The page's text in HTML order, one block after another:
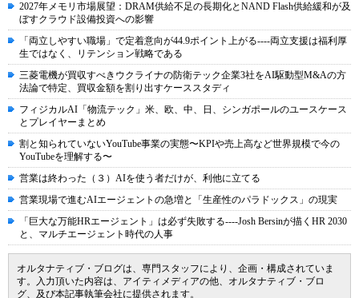
2027年メモリ市場展望：DRAM供給不足の長期化とNAND Flash供給緩和が及
ぼすクラウド設備投資への影響
「両立しやすい職場」で定着意向が44.9ポイント上がる----両立支援は福利厚
生ではなく、リテンション戦略である
三菱電機が買収すべきウクライナの防衛テック企業3社をAI駆動型M&Aの方
法論で特定、買収金額を割り出すケーススタディ
フィジカルAI「物流テック」米、欧、中、日、シンガポールのユースケース
とプレイヤーまとめ
割と知られていないYouTube事業の実態〜KPIや売上高など世界規模で今の
YouTubeを理解する〜
営業は終わった（３）AIを使う者だけが、利他に立てる
営業現場で進むAIエージェントの急増と「生産性のパラドックス」の現実
「巨大な万能HRエージェント」は必ず失敗する----Josh Bersinが描くHR 2030
と、マルチエージェント時代の人事
オルタナティブ・ブログは、専門スタッフにより、企画・構成されていま
す。入力頂いた内容は、アイティメディアの他、オルタナティブ・ブロ
グ、及び本記事執筆会社に提供されます。